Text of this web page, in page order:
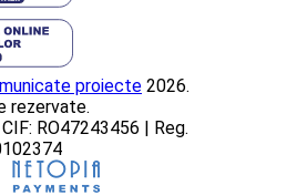
proiecte 2026.
rezervate.
RO47243456 | Reg.